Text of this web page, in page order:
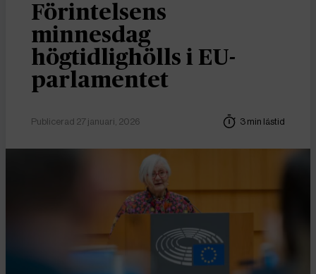
Förintelsens
minnesdag
högtidlighölls i EU-
parlamentet
Publicerad 27 januari, 2026 3 min lästid